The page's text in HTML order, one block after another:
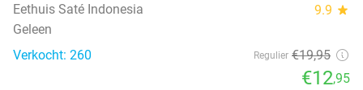
Eethuis Saté Indonesia 9.9 star
Geleen
Verkocht: 260
Regulier €19,95
€12,95